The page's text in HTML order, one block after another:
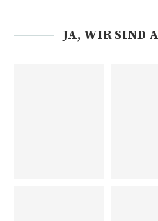
JA, WIR SIND